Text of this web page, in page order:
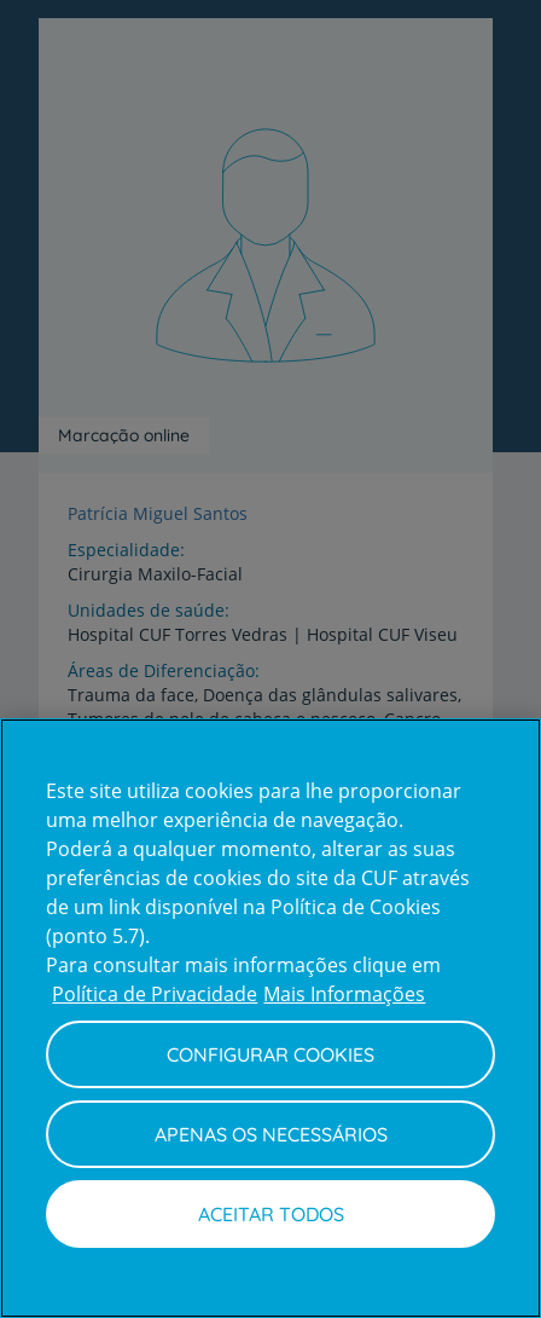
Marcação online
Patrícia Miguel Santos
Especialidade
Cirurgia Maxilo-Facial
Unidades de saúde
Hospital CUF Torres Vedras | Hospital CUF Viseu
Áreas de Diferenciação
Trauma da face, Doença das glândulas salivares,
Tumores de pele de cabeça e pescoço, Cancro
Idiomas
Espanhol, Inglês, Português
Este site utiliza cookies para lhe proporcionar
uma melhor experiência de navegação.
Poderá a qualquer momento, alterar as suas
preferências de cookies do site da CUF através
de um link disponível na Política de Cookies
(ponto 5.7).
Para consultar mais informações clique em
Política de Privacidade Mais Informações
CONFIGURAR COOKIES
APENAS OS NECESSÁRIOS
ACEITAR TODOS